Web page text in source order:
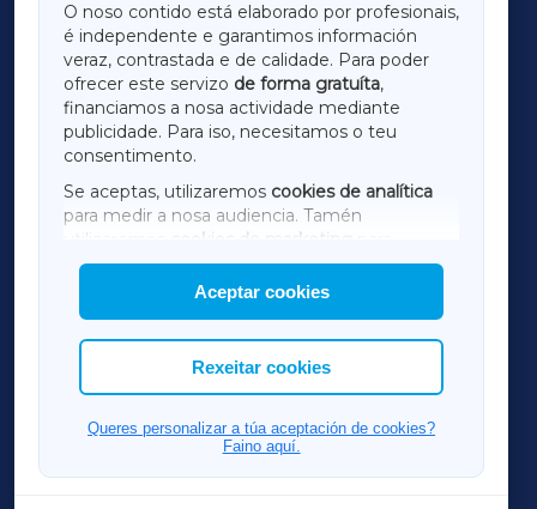
O noso contido está elaborado por profesionais,
é independente e garantimos información
veraz, contrastada e de calidade. Para poder
ofrecer este servizo de forma gratuíta,
financiamos a nosa actividade mediante
publicidade. Para iso, necesitamos o teu
consentimento.
Se aceptas, utilizaremos cookies de analítica
para medir a nosa audiencia. Tamén
utilizaremos
cookies de marketing
mostrar publicidade de terceiros.
Así mesmo, podes personalizar a elección das
cookies que desexas permitir.
Aceptar cookies
Rexeitar cookies
Queres personalizar a túa aceptación de cookies?
Faino aquí.
LUGOXA
TERRACHAXA
AMARIÑAXA
RIBEIRASACRAXA
ACORUÑAXA
FERROLXA
OURENSEXA